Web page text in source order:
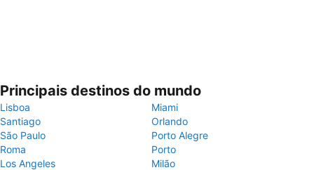
Principais destinos do mundo
Lisboa
Miami
Santiago
Orlando
São Paulo
Porto Alegre
Roma
Porto
Los Angeles
Milão